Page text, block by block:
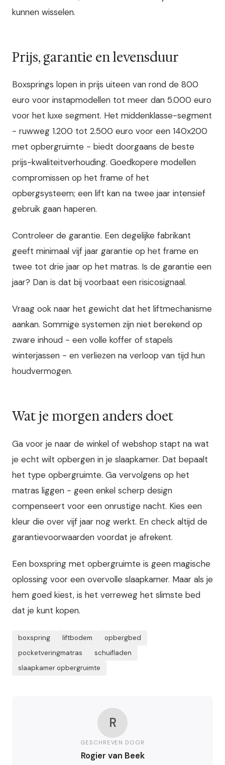
kunnen wisselen.
Prijs, garantie en levensduur
Boxsprings lopen in prijs uiteen van rond de 800
euro voor instapmodellen tot meer dan 5.000 euro
voor het luxe segment. Het middenklasse-segment
- ruwweg 1.200 tot 2.500 euro voor een 140x200
met opbergruimte - biedt doorgaans de beste
prijs-kwaliteitverhouding. Goedkopere modellen
compromissen op het frame of het
opbergsysteem; een lift kan na twee jaar intensief
gebruik gaan haperen.
Controleer de garantie. Een degelijke fabrikant
geeft minimaal vijf jaar garantie op het frame en
twee tot drie jaar op het matras. Is de garantie een
jaar? Dan is dat bij voorbaat een risicosignaal.
Vraag ook naar het gewicht dat het liftmechanisme
aankan. Sommige systemen zijn niet berekend op
zware inhoud - een volle koffer of stapels
winterjassen - en verliezen na verloop van tijd hun
houdvermogen.
Wat je morgen anders doet
Ga voor je naar de winkel of webshop stapt na wat
je echt wilt opbergen in je slaapkamer. Dat bepaalt
het type opbergruimte. Ga vervolgens op het
matras liggen - geen enkel scherp design
compenseert voor een onrustige nacht. Kies een
kleur die over vijf jaar nog werkt. En check altijd de
garantievoorwaarden voordat je afrekent.
Een boxspring met opbergruimte is geen magische
oplossing voor een overvolle slaapkamer. Maar als je
hem goed kiest, is het verreweg het slimste bed
dat je kunt kopen.
boxspring liftbodem
opbergbed
pocketveringmatras
schuifladen
slaapkamer opbergruimte
R
GESCHREVEN DOOR
Rogier van Beek